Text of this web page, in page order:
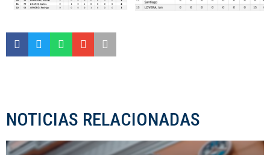
NOTICIAS RELACIONADAS